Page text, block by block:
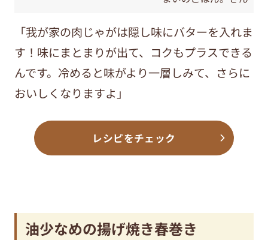
「我が家の肉じゃがは隠し味にバターを入れま
す！味にまとまりが出て、コクもプラスできる
んです。冷めると味がより一層しみて、さらに
おいしくなりますよ」
レシピをチェック
油少なめの揚げ焼き春巻き